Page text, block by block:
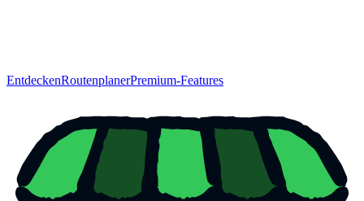
EntdeckenRoutenplanerPremium-Features